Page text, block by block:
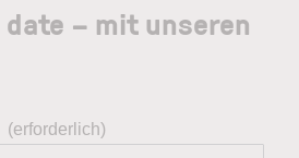
– mit unseren
(erforderlich)